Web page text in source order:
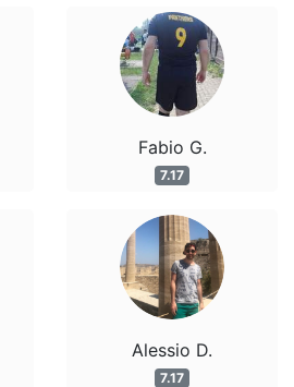
Fabio G.
7.17
Alessio D.
7.17